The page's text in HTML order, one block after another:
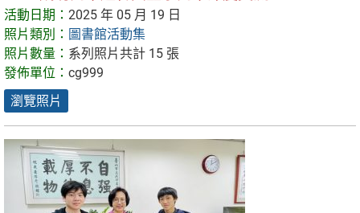
活動日期： 2025 年 05 月 19 日
照片類別： 圖書館活動集
照片數量： 系列照片共計 15 張
發佈單位： cg999
瀏覽照片